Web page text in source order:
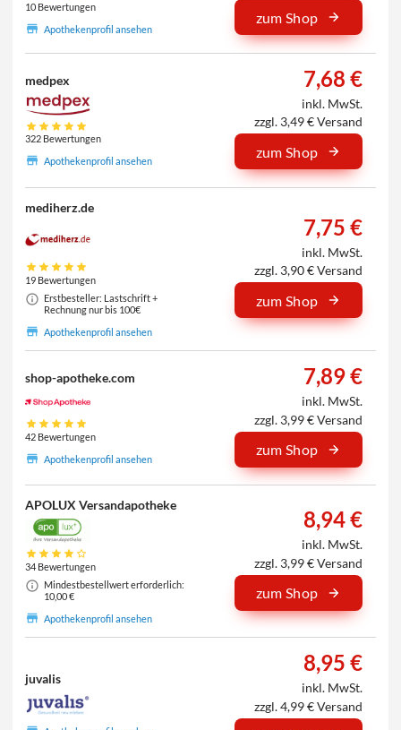
10 Bewertungen
Apothekenprofil ansehen
zum Shop
medpex
322 Bewertungen
Apothekenprofil ansehen
7,68 €
inkl. MwSt.
zzgl. 3,49 € Versand
zum Shop
mediherz.de
19 Bewertungen
Erstbesteller: Lastschrift +
Rechnung nur bis 100€
Apothekenprofil ansehen
7,75 €
inkl. MwSt.
zzgl. 3,90 € Versand
zum Shop
shop-apotheke.com
42 Bewertungen
Apothekenprofil ansehen
7,89 €
inkl. MwSt.
zzgl. 3,99 € Versand
zum Shop
APOLUX Versandapotheke
34 Bewertungen
Mindestbestellwert erforderlich:
10,00 €
Apothekenprofil ansehen
8,94 €
inkl. MwSt.
zzgl. 3,99 € Versand
zum Shop
juvalis
8,95 €
inkl. MwSt.
zzgl. 4,99 € Versand